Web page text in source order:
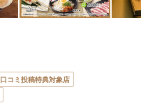
口コミ投稿特典対象店